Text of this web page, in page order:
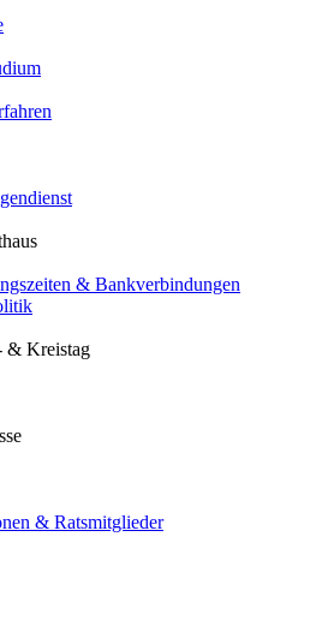
& Bankverbindungen
& Kreistag
& Ratsmitglieder